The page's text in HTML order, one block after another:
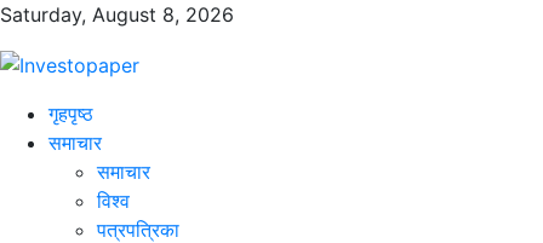
Saturday, August 8, 2026
गृहपृष्ठ
समाचार
समाचार
विश्व
पत्रपत्रिका